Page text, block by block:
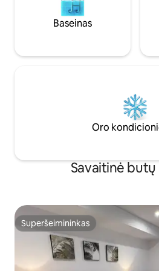
nėra būstas be kliūčių, į namą
patekti laiptais
Baseinas
Oro
Savaitinė
Superšeimininkas
Superšeimininkas